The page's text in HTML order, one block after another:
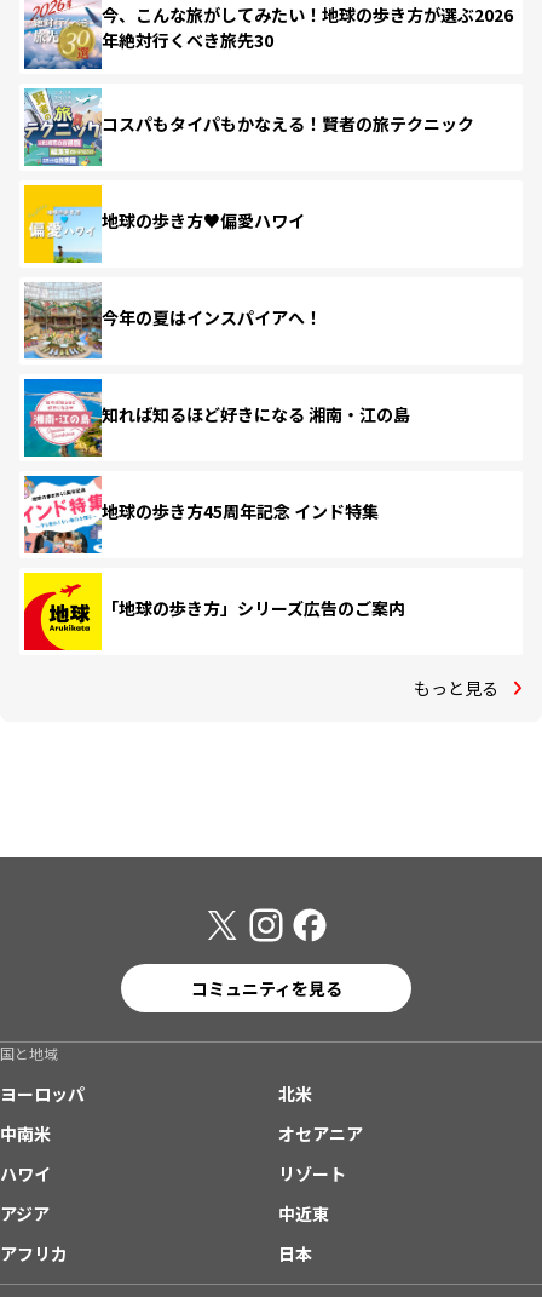
今、こんな旅がしてみたい！地球の歩き方が選ぶ2026
年絶対行くべき旅先30
コスパもタイパもかなえる！賢者の旅テクニック
地球の歩き方♥偏愛ハワイ
今年の夏はインスパイアへ！
知れば知るほど好きになる 湘南・江の島
地球の歩き方45周年記念 インド特集
「地球の歩き方」シリーズ広告のご案内
もっと見る
コミュニティを見る
国と地域
ヨーロッパ
北米
中南米
オセアニア
ハワイ
リゾート
アジア
中近東
アフリカ
日本